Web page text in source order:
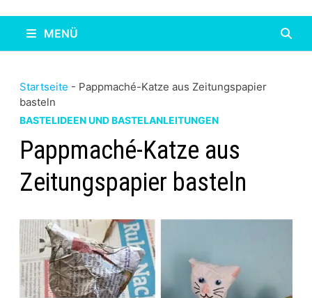
MENÜ
Startseite - Pappmaché-Katze aus Zeitungspapier
basteln
BASTELIDEEN UND BASTELANLEITUNGEN
Pappmaché-Katze aus
Zeitungspapier basteln